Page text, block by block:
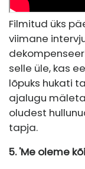
Filmitud üks
viimane
selle üle, kas
lõpuks hukati
ajalugu
oludest
tapja.
5. 'Me oleme